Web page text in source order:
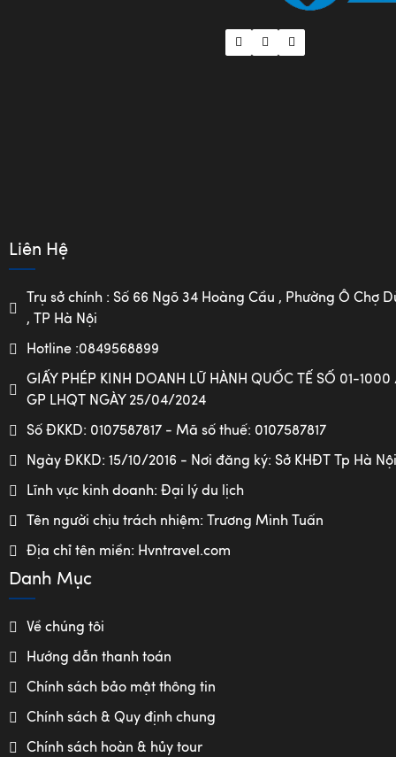
Liên Hệ
Trụ sở chính : Số 66 Ngõ 34 Hoàng Cầu , Phường Ô Chợ
, TP Hà Nội
Hotline :0849568899
GIẤY PHÉP KINH DOANH LỮ HÀNH QUỐC TẾ SỐ 01-
GP LHQT NGÀY 25/04/2024
Số ĐKKD: 0107587817 - Mã số thuế: 0107587817
Ngày ĐKKD: 15/10/2016 - Nơi đăng ký: Sở KHĐT Tp Hà Nội
Lĩnh vực kinh doanh: Đại lý du lịch
Tên người chịu trách nhiệm: Trương Minh Tuấn
Địa chỉ tên miền: Hvntravel.com
Danh Mục
Về chúng tôi
Hướng dẫn thanh toán
Chính sách bảo mật thông tin
Chính sách & Quy định chung
Chính sách hoàn & hủy tour